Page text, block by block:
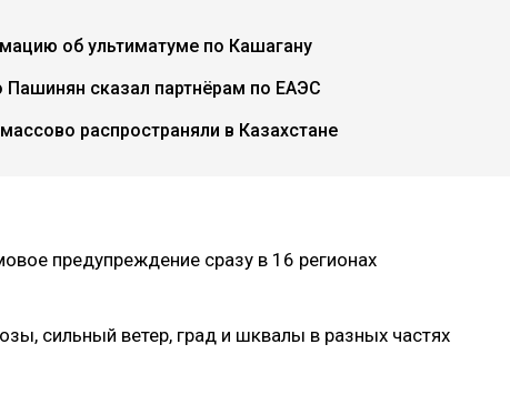
об ультиматуме по Кашагану
Пашинян сказал партнёрам по ЕАЭС
распространяли в Казахстане
предупреждение сразу в 16 регионах
сильный ветер, град и шквалы в разных частях